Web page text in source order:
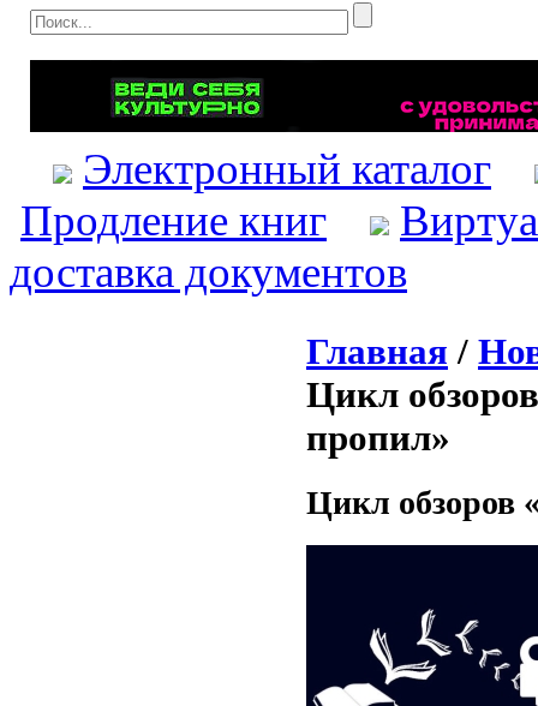
Электронный каталог
Продление книг
доставка документов
Главная /
Цикл
пропил»
Цикл обзоров